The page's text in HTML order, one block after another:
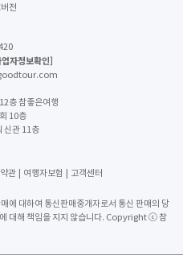
전
자정보확인]
층 참좋은여행
10층
신관 11층
관 여행자보험 고객센터
에 대하여 통신판매중개자로서 통신 판매의 당
대해 책임을 지지 않습니다. Copyright ⓒ 참